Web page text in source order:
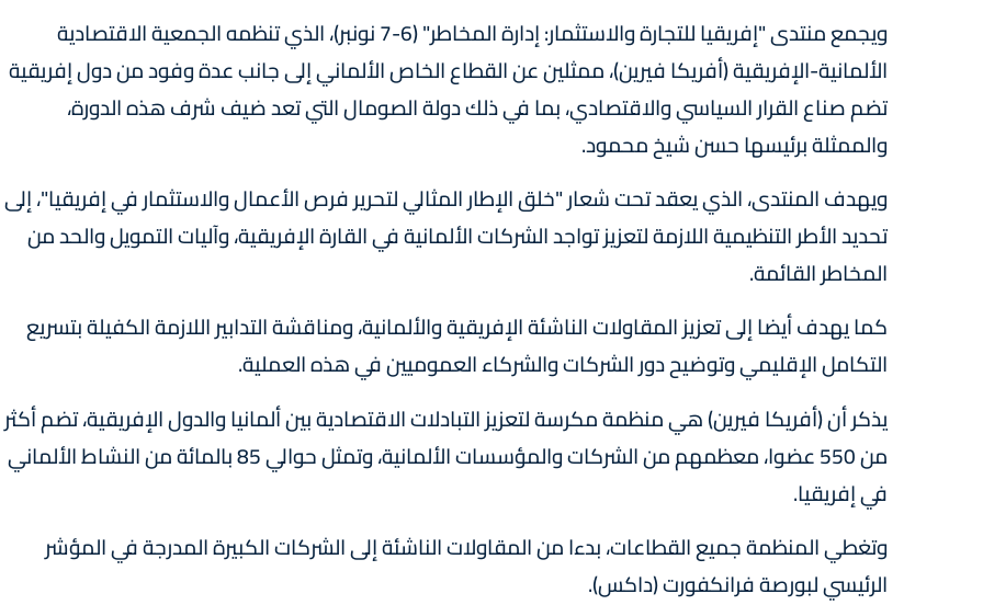
ويجمع منتدى "إفريقيا للتجارة والاستثمار: إدارة المخاطر" (6-7 نونبر)، الذي تنظمه الجمعية الاقتصادية
الألمانية-الإفريقية (أفريكا فيرين)، ممثلين عن القطاع الخاص الألماني إلى جانب عدة وفود من دول إفريقية
تضم صناع القرار السياسي والاقتصادي، بما في ذلك دولة الصومال التي تعد ضيف شرف هذه الدورة،
والممثلة برئيسها حسن شيخ محمود.
ويهدف المنتدى، الذي يعقد تحت شعار "خلق الإطار المثالي لتحرير فرص الأعمال والاستثمار في إفريقيا"، إلى
تحديد الأطر التنظيمية اللازمة لتعزيز تواجد الشركات الألمانية في القارة الإفريقية، وآليات التمويل والحد من
المخاطر القائمة.
كما يهدف أيضا إلى تعزيز المقاولات الناشئة الإفريقية والألمانية، ومناقشة التدابير اللازمة الكفيلة بتسريع
التكامل الإقليمي وتوضيح دور الشركات والشركاء العموميين في هذه العملية.
يذكر أن (أفريكا فيرين) هي منظمة مكرسة لتعزيز التبادلات الاقتصادية بين ألمانيا والدول الإفريقية، تضم أكثر
من 550 عضوا، معظمهم من الشركات والمؤسسات الألمانية، وتمثل حوالي 85 بالمائة من النشاط الألماني
في إفريقيا.
وتغطي المنظمة جميع القطاعات، بدءا من المقاولات الناشئة إلى الشركات الكبيرة المدرجة في المؤشر
الرئيسي لبورصة فرانكفورت (داكس).